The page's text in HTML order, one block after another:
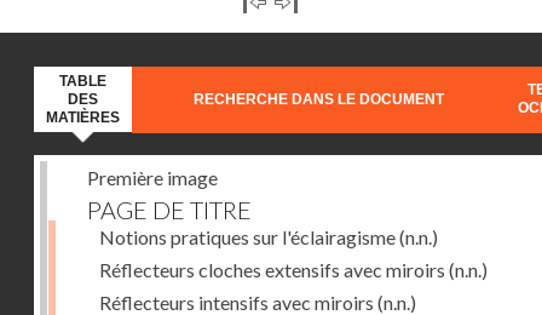
TABLE
DES
MATIÈRES
RECHERCHE DANS LE DOCUMENT
Première image
PAGE DE TITRE
Notions pratiques sur l'éclairagisme(n.n.)
Réflecteurs cloches extensifs avec miroirs (n.n.)
Réflecteurs intensifs avec miroirs (n.n.)